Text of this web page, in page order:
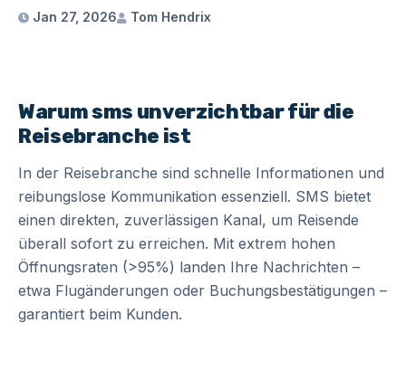
Jan 27, 2026 Tom Hendrix
Warum sms unverzichtbar für die
Reisebranche ist
In der Reisebranche sind schnelle Informationen und
reibungslose Kommunikation essenziell. SMS bietet
einen direkten, zuverlässigen Kanal, um Reisende
überall sofort zu erreichen. Mit extrem hohen
Öffnungsraten (>95%) landen Ihre Nachrichten –
etwa Flugänderungen oder Buchungsbestätigungen –
garantiert beim Kunden.